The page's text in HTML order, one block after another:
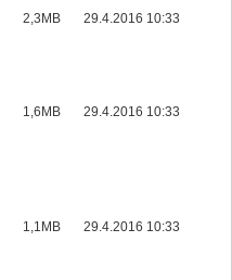
2,3MB 29.4.2016 10:33
1,6MB 29.4.2016 10:33
1,1MB 29.4.2016 10:33